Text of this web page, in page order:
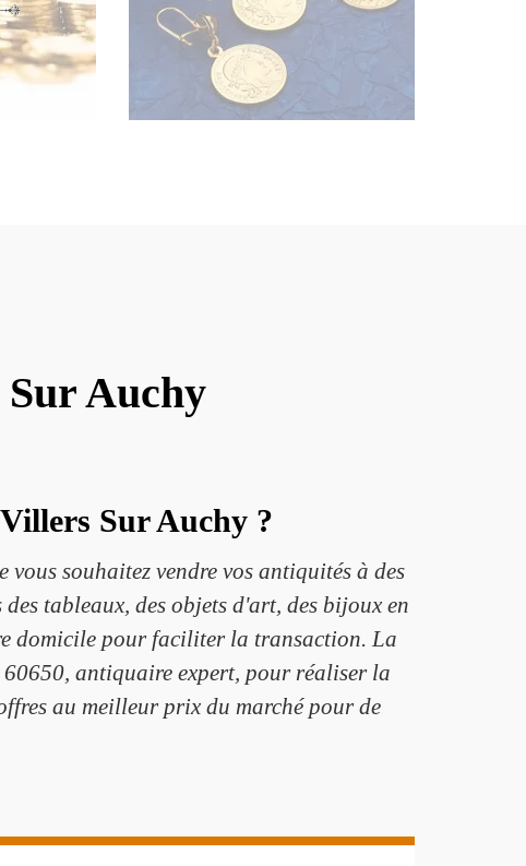
Auchy
Sur Auchy ?
souhaitez vendre vos antiquités à des
tableaux, des objets d'art, des bijoux en
domicile pour faciliter la transaction. La
antiquaire expert, pour réaliser la
au meilleur prix du marché pour de